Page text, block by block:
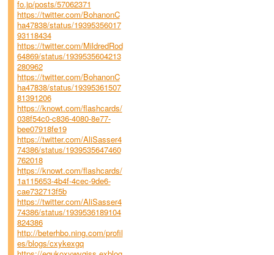
fo.jp/posts/57062371
https://twitter.com/BohanonC
ha47838/status/19395356017
93118434
https://twitter.com/MildredRod
64869/status/1939535604213
280962
https://twitter.com/BohanonC
ha47838/status/19395361507
81391206
https://knowt.com/flashcards/
038f54c0-c836-4080-8e77-
bee07918fe19
https://twitter.com/AliSasser4
74386/status/1939535647460
762018
https://knowt.com/flashcards/
1a115653-4b4f-4cec-9de6-
cae732713f5b
https://twitter.com/AliSasser4
74386/status/1939536189104
824386
http://beterhbo.ning.com/profil
es/blogs/cxykexgq